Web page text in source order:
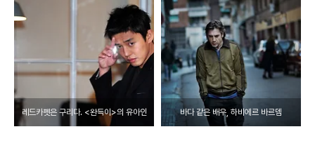
레드카펫은 구리다. <완득이>의 유아인 바다 같은 배우, 하비에르 바르뎀